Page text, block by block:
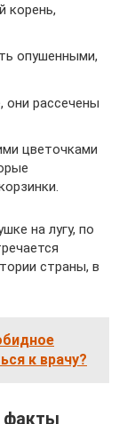
корень,
опушенными,
они рассечены
цветочками
на лугу, по
страны, в
к врачу?
факты